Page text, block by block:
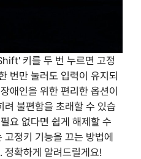
키를 두 번 누르면 고정
번만 눌러도 입력이 유지되
애인을 위한 편리한 옵션이
불편함을 초래할 수 있습
요 없다면 쉽게 해제할 수
고정키 기능을 끄는 방법에
정확하게 알려드릴게요!